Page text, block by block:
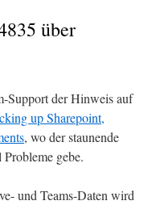
über
Support der Hinweis auf
up Sharepoint,
, wo der staunende
gebe.
und Teams-Daten wird